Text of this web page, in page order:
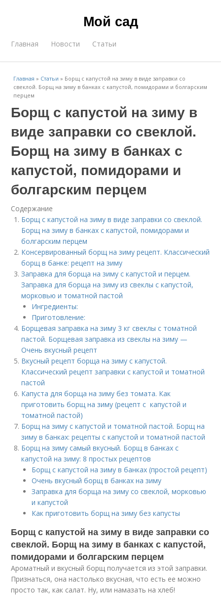
Мой сад
Главная Новости Статьи
Главная » Статьи » Борщ с капустой на зиму в виде заправки со
свеклой. Борщ на зиму в банках с капустой, помидорами и болгарским
перцем
Борщ с капустой на зиму в
виде заправки со свеклой.
Борщ на зиму в банках с
капустой, помидорами и
болгарским перцем
Содержание
Борщ с капустой на зиму в виде заправки со свеклой.
Борщ на зиму в банках с капустой, помидорами и
болгарским перцем
Консервированный борщ на зиму рецепт. Классический
борщ в банке: рецепт на зиму
Заправка для борща на зиму с капустой и перцем.
Заправка для борща на зиму из свеклы с капустой,
морковью и томатной пастой
Ингредиенты:
Приготовление:
Борщевая заправка на зиму 3 кг свеклы с томатной
пастой. Борщевая заправка из свеклы на зиму —
Очень вкусный рецепт
Вкусный рецепт борща на зиму с капустой.
Классический рецепт заправки с капустой и томатной
пастой
Капуста для борща на зиму без томата. Как
приготовить борщ на зиму (рецепт с капустой и
томатной пастой)
Борщ на зиму с капустой и томатной пастой. Борщ на
зиму в банках: рецепты с капустой и томатной пастой
Борщ на зиму самый вкусный. Борщ в банках с
капустой на зиму: 8 простых рецептов
Борщ с капустой на зиму в банках (простой рецепт)
Очень вкусный борщ в банках на зиму
Заправка для борща на зиму со свеклой, морковью
и капустой
Как приготовить борщ на зиму без капусты
Борщ с капустой на зиму в виде заправки со
свеклой. Борщ на зиму в банках с капустой,
помидорами и болгарским перцем
Ароматный и вкусный борщ получается из этой заправки.
Признаться, она настолько вкусная, что есть ее можно
просто так, как салат. Ну, или намазать на хлеб!